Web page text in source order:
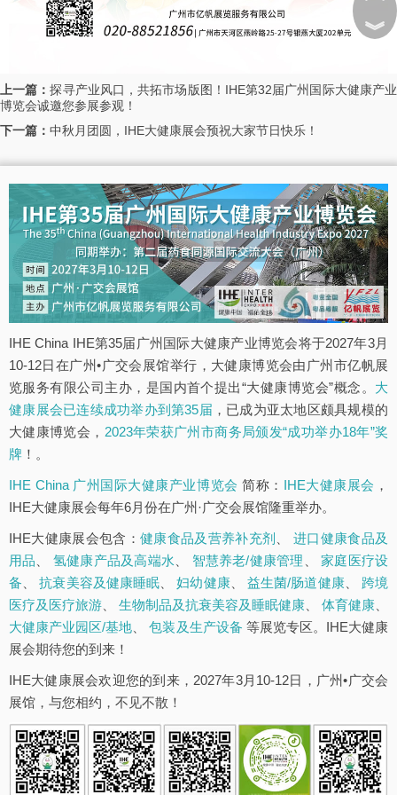
上一篇：探寻产业风口，共拓市场版图！IHE第32届广州国际大健康产业
博览会诚邀您参展参观！
下一篇： 中秋月团圆，IHE大健康展会预祝大家节日快乐！
IHE China IHE第35届广州国际大健康产业博览会将于2027年3月
10-12日在广州•广交会展馆举行，大健康博览会由广州市亿帆展
览服务有限公司主办，是国内首个提出“大健康博览会”概念。 大
健康展会已连续成功举办到第35届 ，已成为亚太地区颇具规模的
大健康博览会， 2023年荣获广州市商务局颁发“成功举办18年”奖
牌 ！。
IHE China 广州国际大健康产业博览会 简称： IHE大健康展会 ，
IHE大健康展会每年6月份在广州·广交会展馆隆重举办。
IHE大健康展会包含： 健康食品及营养补充剂 、进口健康食品及
用品
氢健康产品及高端水 智慧养老/健康管理 、家庭医疗设
备 、抗衰美容及健康睡眠 、妇幼健康、 益生菌/肠道健康、 跨境
医疗及医疗旅游
生物制品及抗衰美容及睡眠健康 体育健康
大健康产业园区/基地 、包装及生产设备 等展览专区。IHE大健康
展会期待您的到来！
IHE大健康展会欢迎您的到来，2027年3月10-12日，广州•广交会
展馆，与您相约，不见不散！
︾